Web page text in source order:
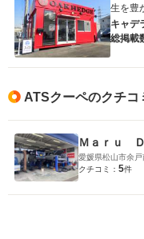
生を豊
キャデ
総掲載
ATSクーペのクチ
Ｍａｒｕ Ｄ
愛媛県松山市余
クチコミ： 5件